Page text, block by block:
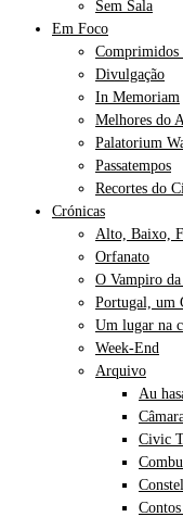
Sem Sala
Em Foco
Divulgação
In Memoriam
Melhores do
Palatorium
Passatempos
Recortes do
Crónicas
Alto, Baixo,
Orfanato
O Vampiro
Portugal, um
Um lugar na
Week-End
Arquivo
Au
Civic